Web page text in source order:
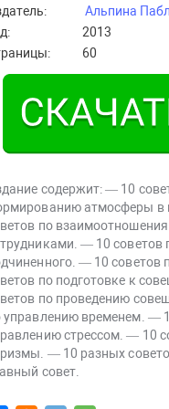
Альпина
2013
60
содержит: — 10
атмосферы в
по
— 10 советов
— 10 советов
по подготовке к
по проведению
управлению временем. —
стрессом. — 10
— 10 разных
совет.